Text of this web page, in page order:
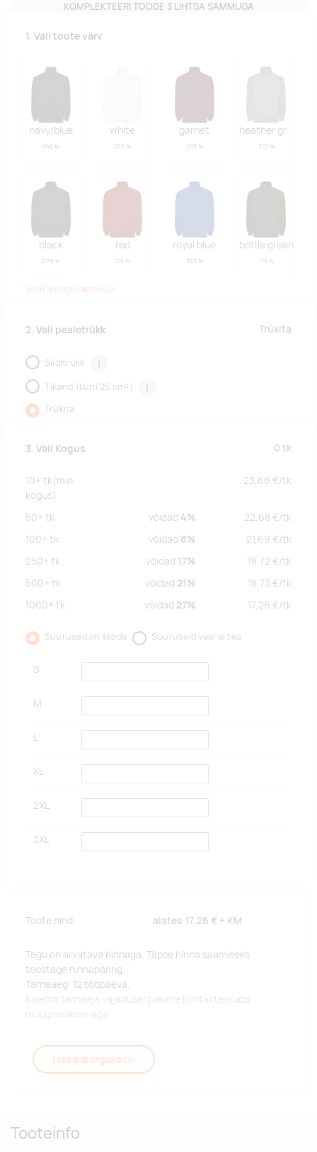
KOMPLEKTEERI TOODE 3 LIHTSA SAMMUGA
1. Vali toote värv
navy/blue
1146 tk
white
253 tk
garnet
208 tk
heather grey
373 tk
black
2138 tk
red
105 tk
royal blue
363 tk
bottle green
178 tk
Vaata kogu laoseisu
2. Vali pealetrükk Trükita
Siiditrükk i
Tikand (kuni 25 cm²) i
Trükita
3. Vali Kogus 0 tk
10+ tk(min.
kogus)
23,66 €/tk
50+ tk võidad 4% 22,68 €/tk
100+ tk võidad 8% 21,69 €/tk
250+ tk võidad 17% 19,72 €/tk
500+ tk võidad 21% 18,73 €/tk
1000+ tk võidad 27% 17,26 €/tk
Suurused on teada Suuruseid veel ei tea
S
M
L
XL
2XL
3XL
Toote hind alates 17,26 € + KM
Tegu on arvatava hinnaga. Täpse hinna saamiseks
teostage hinnapäring.
Tarneaeg: 12 tööpäeva.
Kiirema tarneaja vajadusel palume kontakteeruda
müügiosakonnaga.
Lisa päringukorvi
Tooteinfo